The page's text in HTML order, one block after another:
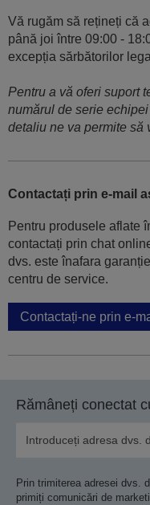
Vă rugăm să rețineți că
până joi între 09:00 -
excepția sărbătorilor
Pentru a vă oferi suport
numărul de serie
detaliu ne va permite să
Contactați prin e-mail
Pentru produsele aflate
contactați prin chat
dvs. este înafara
centru de service.
Contactați-ne prin e-
Rămâneți conectat
Prin trimiterea adresei dvs.
primiți comunicări de